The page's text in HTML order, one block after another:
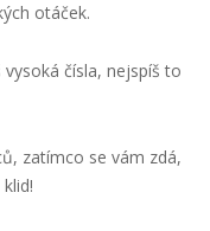
otáček.
čísla, nejspíš to
zatímco se vám zdá,